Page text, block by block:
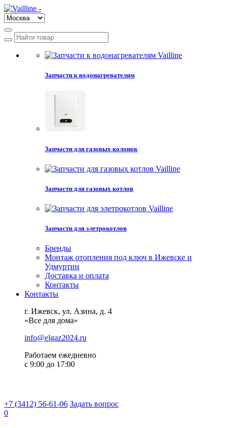
Запчасти к водонагревателям
Запчасти для газовых колонок
Запчасти для газовых котлов
Запчасти для элетрокотлов
Бренды
Монтаж отопления под ключ в Ижевске и
Удмуртии
Доставка и оплата
Контакты
Контакты
г. Ижевск, ул. Азина, д. 4
«Все для дома»
info@elgaz2024.ru
Работаем eжедневно
с 9:00 до 17:00
+7 (3412) 56-61-06 Задать вопрос
0